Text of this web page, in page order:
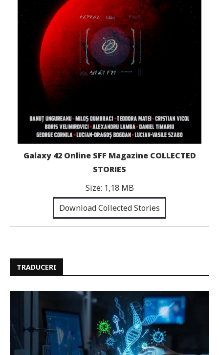
Galaxy 42 Online SFF Magazine COLLECTED
STORIES
Size: 1,18 MB
Download Collected Stories
TRADUCERI